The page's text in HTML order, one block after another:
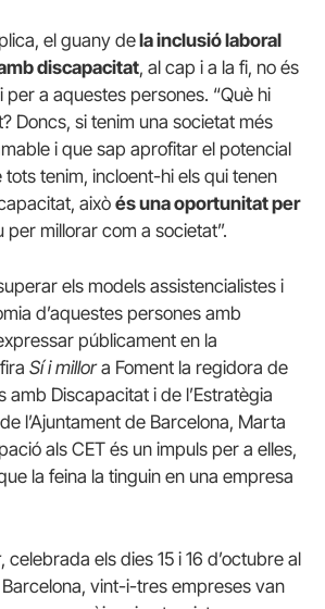
el guany dela inclusió laboral
discapacitat, al cap i a la fi, no és
per a aquestes persones. “Què hi
Doncs, si tenim una societat més
i que sap aprofitar el potencial
tenim, incloent-hi els qui tenen
això és una oportunitat per
per millorar com a societat”.
els models assistencialistes i
d’aquestes persones amb
públicament en la
Sí i millora Foment la regidora de
amb Discapacitat i de l’Estratègia
l’Ajuntament de Barcelona, Marta
als CET és un impuls per a elles,
la feina la tinguin en una empresa
, celebrada els dies 15 i 16 d’octubre al
vint-i-tres empreses van